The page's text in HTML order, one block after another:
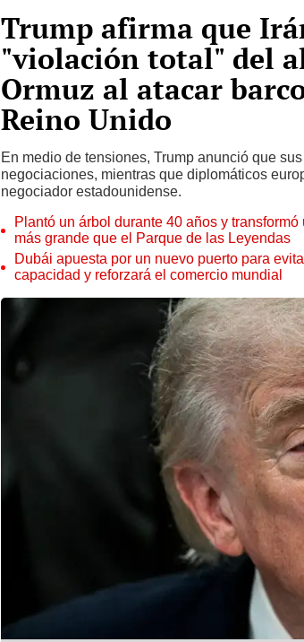
Trump afirma que
"violación total" del
Ormuz al atacar
Reino Unido
En medio de tensiones, Trump anunció que
negociaciones, mientras que diplomáticos
negociador estadounidense.
Plantó un árbol durante 40 años y
más grande que el Parque de las Leyendas
Dubái apuesta por un nuevo puerto para
capacidad y reforzará el comercio mundial